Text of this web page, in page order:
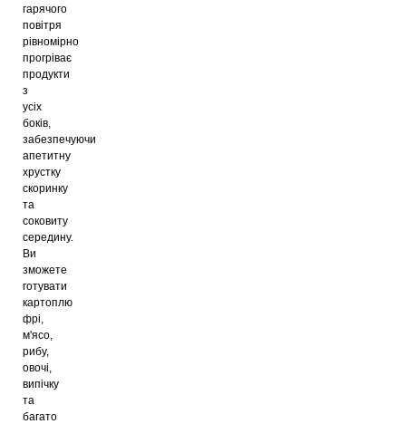
гарячого
повітря
рівномірно
прогріває
продукти
з
усіх
боків,
забезпечуючи
апетитну
хрустку
скоринку
та
соковиту
середину.
Ви
зможете
готувати
картоплю
фрі,
м'ясо,
рибу,
овочі,
випічку
та
багато